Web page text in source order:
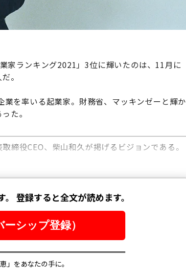
家ランキング2021」3位に輝いたのは、11月に
。
を率いる起業家。財務省、マッキンゼーと輝か
た。
締役CEO、柴山和久が掲げるビジョンである。